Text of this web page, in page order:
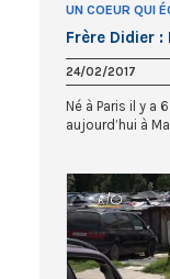
UN COEUR QUI
Frère Didier
24/02/2017
Né à Paris il y a
aujourd’hui à